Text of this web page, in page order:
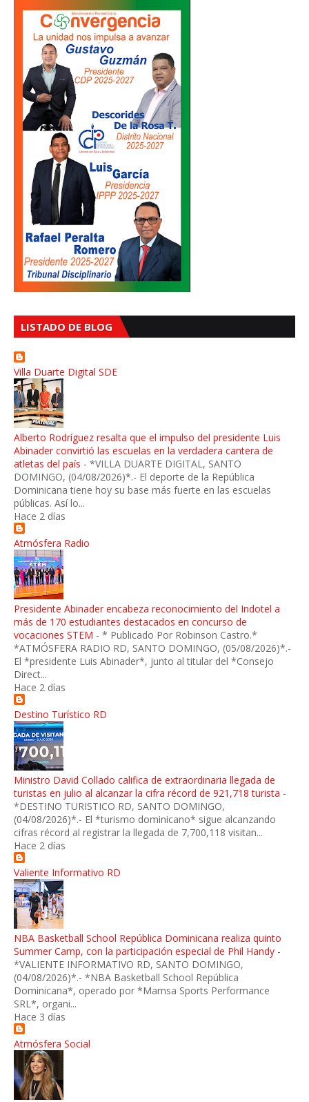
LISTADO DE BLOG
Villa Duarte Digital SDE
Alberto Rodríguez resalta que el impulso del presidente Luis
Abinader convirtió las escuelas en la verdadera cantera de
atletas del país - *VILLA DUARTE DIGITAL, SANTO
DOMINGO, (04/08/2026)*.- El deporte de la República
Dominicana tiene hoy su base más fuerte en las escuelas
públicas. Así lo...
Hace 2 días
Atmósfera Radio
Presidente Abinader encabeza reconocimiento del Indotel a
más de 170 estudiantes destacados en concurso de
vocaciones STEM - * Publicado Por Robinson Castro.*
*ATMÓSFERA RADIO RD, SANTO DOMINGO, (05/08/2026)*.-
El *presidente Luis Abinader*, junto al titular del *Consejo
Direct...
Hace 2 días
Destino Turístico RD
Ministro David Collado califica de extraordinaria llegada de
turistas en julio al alcanzar la cifra récord de 921,718 turista -
*DESTINO TURISTICO RD, SANTO DOMINGO,
(04/08/2026)*.- El *turismo dominicano* sigue alcanzando
cifras récord al registrar la llegada de 7,700,118 visitan...
Hace 2 días
Valiente Informativo RD
NBA Basketball School República Dominicana realiza quinto
Summer Camp, con la participación especial de Phil Handy -
*VALIENTE INFORMATIVO RD, SANTO DOMINGO,
(04/08/2026)*.- *NBA Basketball School República
Dominicana*, operado por *Mamsa Sports Performance
SRL*, organi...
Hace 3 días
Atmósfera Social